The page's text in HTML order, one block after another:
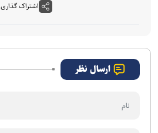
اشتراک گذاری
ارسال نظر